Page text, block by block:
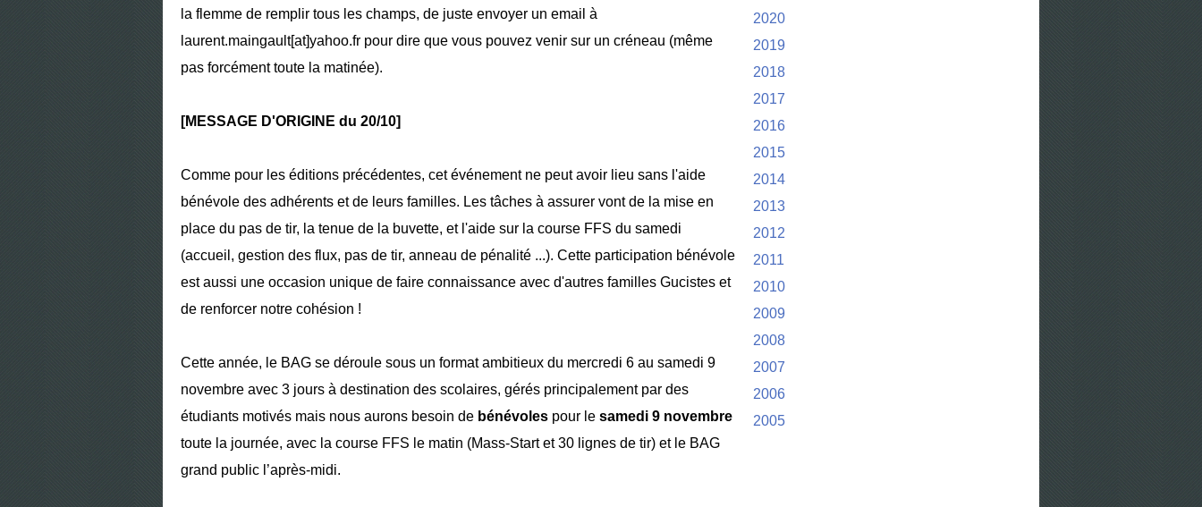
la flemme de remplir tous les champs, de juste envoyer un email à
laurent.maingault[at]yahoo.fr pour dire que vous pouvez venir sur un créneau (même
pas forcément toute la matinée).
[MESSAGE D'ORIGINE du 20/10]
Comme pour les éditions précédentes, cet événement ne peut avoir lieu sans l'aide
bénévole des adhérents et de leurs familles. Les tâches à assurer vont de la mise en
place du pas de tir, la tenue de la buvette, et l'aide sur la course FFS du samedi
(accueil, gestion des flux, pas de tir, anneau de pénalité ...). Cette participation bénévole
est aussi une occasion unique de faire connaissance avec d'autres familles Gucistes et
de renforcer notre cohésion !
Cette année, le BAG se déroule sous un format ambitieux du mercredi 6 au samedi 9
novembre avec 3 jours à destination des scolaires, gérés principalement par des
étudiants motivés mais nous aurons besoin de bénévoles pour le samedi 9 novembre
toute la journée, avec la course FFS le matin (Mass-Start et 30 lignes de tir) et le BAG
grand public l’après-midi.
2020
2019
2018
2017
2016
2015
2014
2013
2012
2011
2010
2009
2008
2007
2006
2005